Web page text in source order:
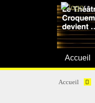
Accueil
Accueil